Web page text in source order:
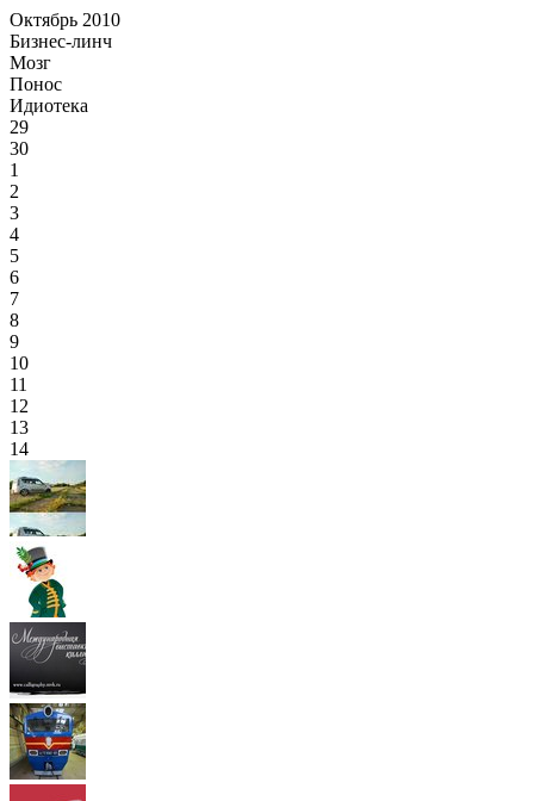
Октябрь 2010
Бизнес-линч
Мозг
Понос
Идиотека
29
30
1
2
3
4
5
6
7
8
9
10
11
12
13
14